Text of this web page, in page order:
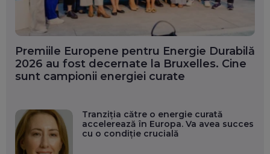
Premiile Europene pentru Energie Durabilă
2026 au fost decernate la Bruxelles. Cine
sunt campionii energiei curate
Tranziția către o energie curată
accelerează în Europa. Va avea succes
cu o condiție crucială